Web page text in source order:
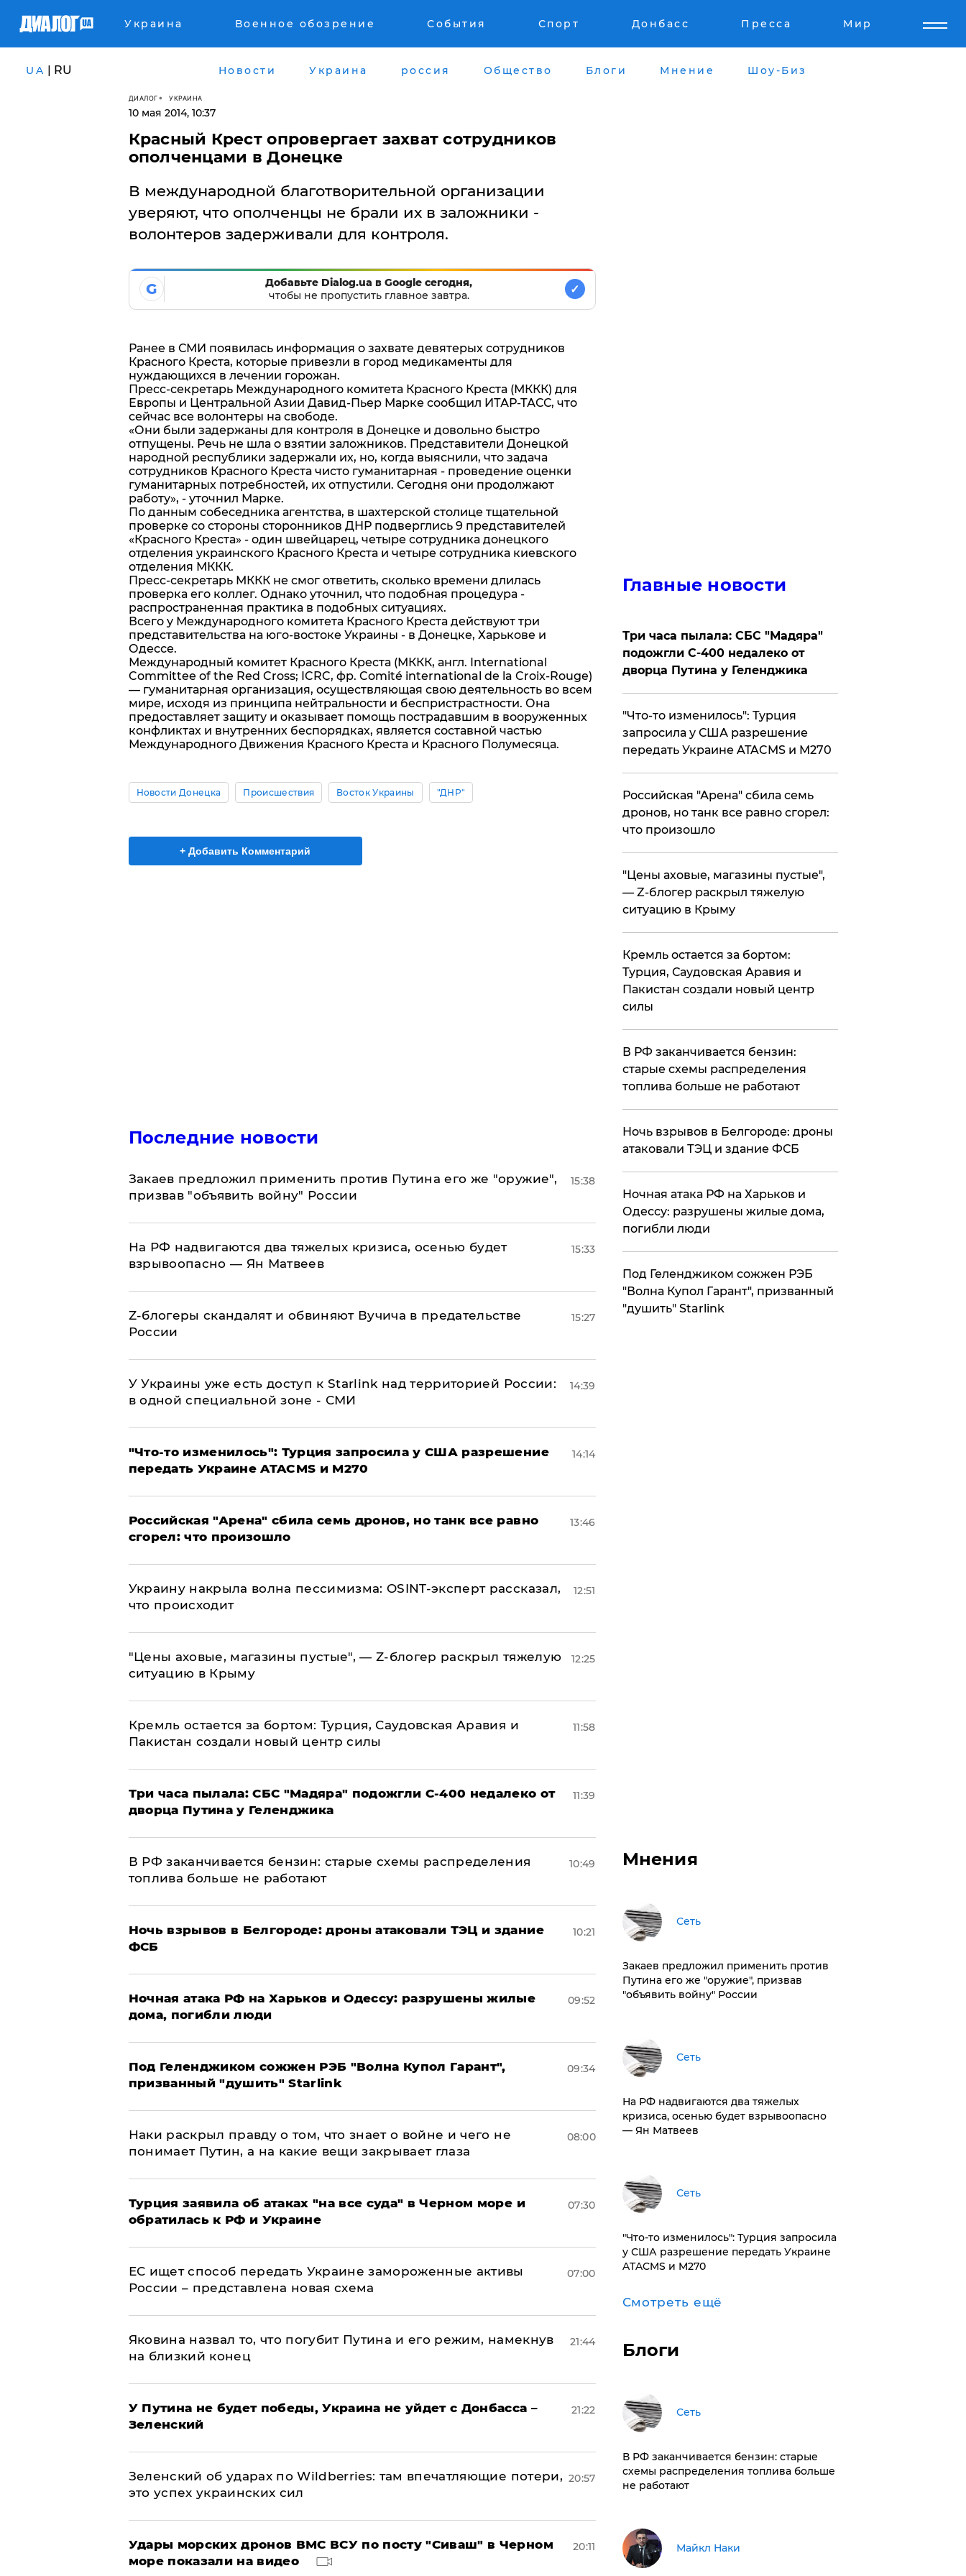
Украина Военное обозрение События Спорт Донбасс Пресса Мир
UA | RU Новости Украина россия Общество Блоги Мнение Шоу-Биз
ДИАЛОГ УКРАИНА
10 мая 2014, 10:37
Красный Крест опровергает захват сотрудников
ополченцами в Донецке
В международной благотворительной организации
уверяют, что ополченцы не брали их в заложники -
волонтеров задерживали для контроля.
G
Добавьте Dialog.ua в Google сегодня,
чтобы не пропустить главное завтра.
✓
Ранее в СМИ появилась информация о захвате девятерых сотрудников
Красного Креста, которые привезли в город медикаменты для
нуждающихся в лечении горожан.
Пресс-секретарь Международного комитета Красного Креста (МККК) для
Европы и Центральной Азии Давид-Пьер Марке сообщил ИТАР-ТАСС, что
сейчас все волонтеры на свободе.
«Они были задержаны для контроля в Донецке и довольно быстро
отпущены. Речь не шла о взятии заложников. Представители Донецкой
народной республики задержали их, но, когда выяснили, что задача
сотрудников Красного Креста чисто гуманитарная - проведение оценки
гуманитарных потребностей, их отпустили. Сегодня они продолжают
работу», - уточнил Марке.
По данным собеседника агентства, в шахтерской столице тщательной
проверке со стороны сторонников ДНР подверглись 9 представителей
«Красного Креста» - один швейцарец, четыре сотрудника донецкого
отделения украинского Красного Креста и четыре сотрудника киевского
отделения МККК.
Пресс-секретарь МККК не смог ответить, сколько времени длилась
проверка его коллег. Однако уточнил, что подобная процедура -
распространенная практика в подобных ситуациях.
Всего у Международного комитета Красного Креста действуют три
представительства на юго-востоке Украины - в Донецке, Харькове и
Одессе.
Международный комитет Красного Креста (МККК, англ. International
Committee of the Red Cross; ICRC, фр. Comité international de la Croix-Rouge)
— гуманитарная организация, осуществляющая свою деятельность во всем
мире, исходя из принципа нейтральности и беспристрастности. Она
предоставляет защиту и оказывает помощь пострадавшим в вооруженных
конфликтах и внутренних беспорядках, является составной частью
Международного Движения Красного Креста и Красного Полумесяца.
Новости Донецка Происшествия Восток Украины "ДНР"
+ Добавить Комментарий
Последние новости
Закаев предложил применить против Путина его же "оружие",
призвав "объявить войну" России
15:38
На РФ надвигаются два тяжелых кризиса, осенью будет
взрывоопасно — Ян Матвеев
15:33
Z-блогеры скандалят и обвиняют Вучича в предательстве
России
15:27
У Украины уже есть доступ к Starlink над территорией России:
в одной специальной зоне - СМИ
14:39
​"Что-то изменилось": Турция запросила у США разрешение
передать Украине ATACMS и M270
14:14
​Российская "Арена" сбила семь дронов, но танк все равно
сгорел: что произошло
13:46
​Украину накрыла волна пессимизма: OSINT-эксперт рассказал,
что происходит
12:51
​"Цены аховые, магазины пустые", — Z-блогер раскрыл тяжелую
ситуацию в Крыму
12:25
​Кремль остается за бортом: Турция, Саудовская Аравия и
Пакистан создали новый центр силы
11:58
Три часа пылала: СБС "Мадяра" подожгли С-400 недалеко от
дворца Путина у Геленджика
11:39
​В РФ заканчивается бензин: старые схемы распределения
топлива больше не работают
10:49
​Ночь взрывов в Белгороде: дроны атаковали ТЭЦ и здание
ФСБ
10:21
​Ночная атака РФ на Харьков и Одессу: разрушены жилые
дома, погибли люди
09:52
Под Геленджиком сожжен РЭБ "Волна Купол Гарант",
призванный "душить" Starlink
09:34
Наки раскрыл правду о том, что знает о войне и чего не
понимает Путин, а на какие вещи закрывает глаза
08:00
Турция заявила об атаках "на все суда" в Черном море и
обратилась к РФ и Украине
07:30
ЕС ищет способ передать Украине замороженные активы
России – представлена новая схема
07:00
Яковина назвал то, что погубит Путина и его режим, намекнув
на близкий конец
21:44
У Путина не будет победы, Украина не уйдет с Донбасса –
Зеленский
21:22
Зеленский об ударах по Wildberries: там впечатляющие потери,
это успех украинских сил
20:57
Удары морских дронов ВМС ВСУ по посту "Сиваш" в Черном
море показали на видео
20:11
Главные новости
Три часа пылала: СБС "Мадяра"
подожгли С-400 недалеко от
дворца Путина у Геленджика
​"Что-то изменилось": Турция
запросила у США разрешение
передать Украине ATACMS и M270
​Российская "Арена" сбила семь
дронов, но танк все равно сгорел:
что произошло
​"Цены аховые, магазины пустые",
— Z-блогер раскрыл тяжелую
ситуацию в Крыму
​Кремль остается за бортом:
Турция, Саудовская Аравия и
Пакистан создали новый центр
силы
​В РФ заканчивается бензин:
старые схемы распределения
топлива больше не работают
​Ночь взрывов в Белгороде: дроны
атаковали ТЭЦ и здание ФСБ
​Ночная атака РФ на Харьков и
Одессу: разрушены жилые дома,
погибли люди
Под Геленджиком сожжен РЭБ
"Волна Купол Гарант", призванный
"душить" Starlink
Мнения
Сеть
Закаев предложил применить против
Путина его же "оружие", призвав
"объявить войну" России
Сеть
На РФ надвигаются два тяжелых
кризиса, осенью будет взрывоопасно
— Ян Матвеев
Сеть
​"Что-то изменилось": Турция запросила
у США разрешение передать Украине
ATACMS и M270
Смотреть ещё
Блоги
Сеть
​В РФ заканчивается бензин: старые
схемы распределения топлива больше
не работают
Майкл Наки